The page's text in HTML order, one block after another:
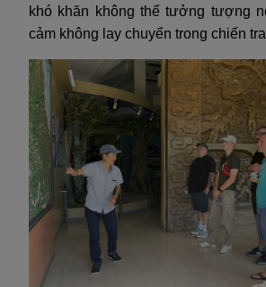
khó khăn không thể tưởng tượng
cảm không lay chuyển trong chiến